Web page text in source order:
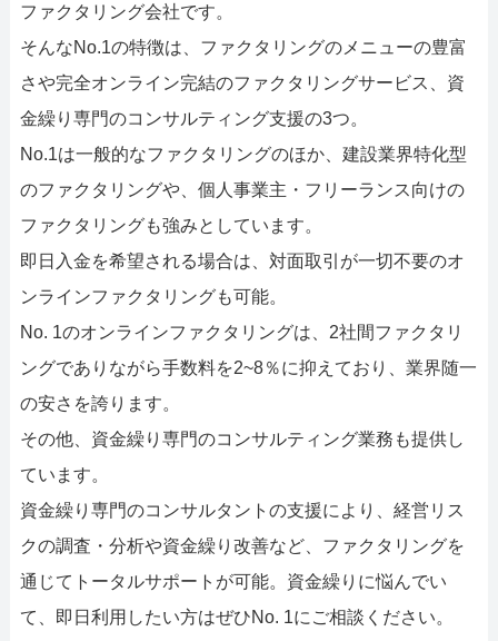
ファクタリング会社です。
そんなNo.1の特徴は、ファクタリングのメニューの豊富
さや完全オンライン完結のファクタリングサービス、資
金繰り専門のコンサルティング支援の3つ。
No.1は一般的なファクタリングのほか、建設業界特化型
のファクタリングや、個人事業主・フリーランス向けの
ファクタリングも強みとしています。
即日入金を希望される場合は、対面取引が一切不要のオ
ンラインファクタリングも可能。
No. 1のオンラインファクタリングは、2社間ファクタリ
ングでありながら手数料を2~8％に抑えており、業界随一
の安さを誇ります。
その他、資金繰り専門のコンサルティング業務も提供し
ています。
資金繰り専門のコンサルタントの支援により、経営リス
クの調査・分析や資金繰り改善など、ファクタリングを
通じてトータルサポートが可能。資金繰りに悩んでい
て、即日利用したい方はぜひNo. 1にご相談ください。